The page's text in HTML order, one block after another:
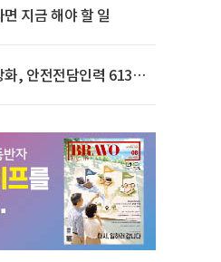
지금 해야 할 일
, 안전전담인력 613명